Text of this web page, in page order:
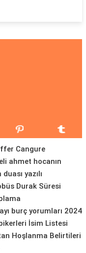
Cangure
ahmet hocanın
yazılı
Durak Süresi
burç yorumları 2024
İsim Listesi
Hoşlanma Belirtileri